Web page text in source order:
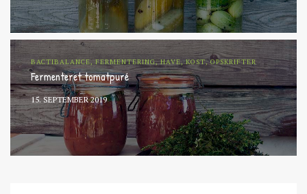
BACTIBALANCE, FERMENTERING, HAVE, KOST, OPSKRIFTER
Fermenteret tomatpuré
15. SEPTEMBER 2019